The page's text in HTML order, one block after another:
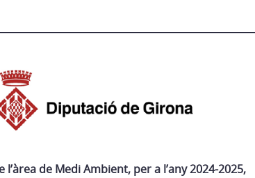
de Medi Ambient, per a l’any 2024-2025,